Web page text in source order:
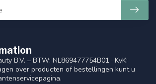
B.V. – BTW: NL869477754B01 · KvK:
over producten of bestellingen kunt u